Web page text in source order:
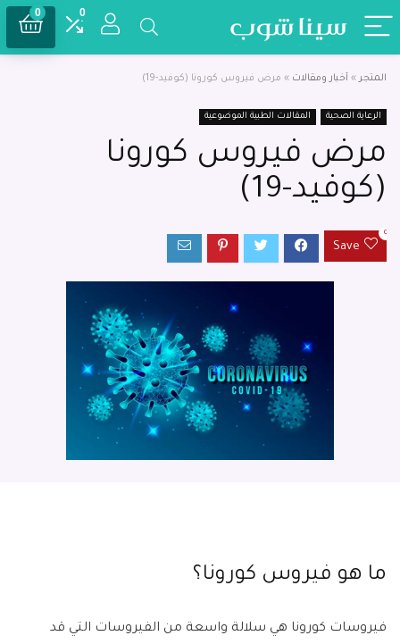
0
0
المتجر » أخبار ومقالات » مرض فيروس كورونا (كوفيد-19)
الرعاية الصحية المقالات الطبية الموضوعية
مرض فيروس كورونا
(كوفيد-19)
Save
0
ما هو فيروس كورونا؟
فيروسات كورونا هي سلالة واسعة من الفيروسات التي قد